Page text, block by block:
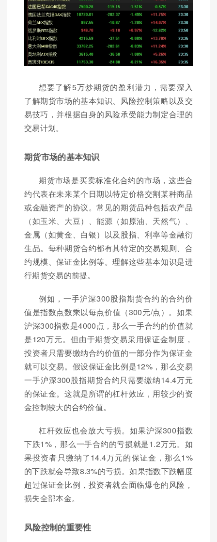
想要了解5万炒期货的盈利潜力，需要深入
了解期货市场的基本知识、风险控制策略以及交
易技巧，并根据自身的风险承受能力制定合理的
交易计划。
期货市场的基本知识
期货市场是买卖标准化合约的市场，这些合
约代表在未来某个日期以特定价格交割某种商品
或金融资产的协议。常见的期货品种包括农产品
（如玉米、大豆）、能源（如原油、天然气）、
金属（如黄金、白银）以及股指、利率等金融衍
生品。每种期货合约都有其特定的交易规则、合
约规模、保证金比例等。理解这些基本知识是进
行期货交易的前提。
例如，一手沪深300股指期货合约的合约价
值是指数点数乘以每点价值（300元/点）。如果
沪深300指数是4000点，那么一手合约的价值就
是120万元。但由于期货交易采用保证金制度，
投资者只需要缴纳合约价值的一部分作为保证金
就可以交易。假设保证金比例是12%，那么交易
一手沪深300股指期货合约只需要缴纳14.4万元
的保证金。这就是所谓的杠杆效应，用较少的资
金控制较大的合约价值。
杠杆效应也会放大亏损。如果沪深300指数
下跌1%，那么一手合约的亏损就是1.2万元。如
果投资者只缴纳了14.4万元的保证金，那么1%
的下跌就会导致8.3%的亏损。如果指数下跌幅度
超过保证金比例，投资者就会面临爆仓的风险，
损失全部本金。
风险控制的重要性